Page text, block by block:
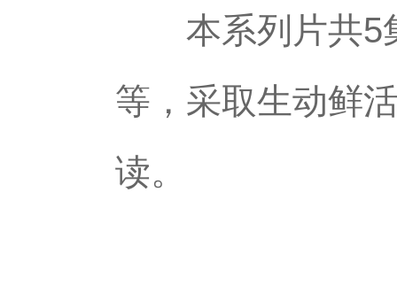
本系列片共5集
等，采取生动鲜
读。